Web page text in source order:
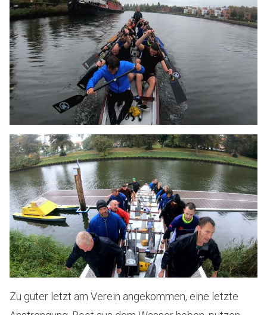
Zu guter letzt am Verein angekommen, eine letzte